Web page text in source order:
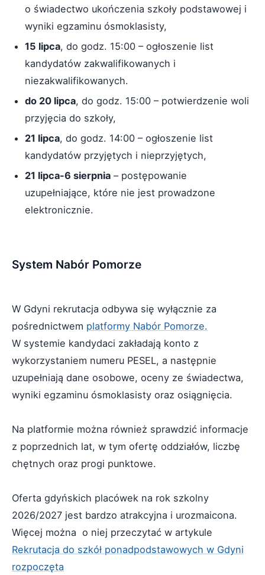
o świadectwo ukończenia szkoły podstawowej i
wyniki egzaminu ósmoklasisty,
15 lipca, do godz. 15:00 – ogłoszenie list
kandydatów zakwalifikowanych i
niezakwalifikowanych.
do 20 lipca, do godz. 15:00 – potwierdzenie woli
przyjęcia do szkoły,
21 lipca, do godz. 14:00 – ogłoszenie list
kandydatów przyjętych i nieprzyjętych,
21 lipca-6 sierpnia – postępowanie
uzupełniające, które nie jest prowadzone
elektronicznie.
System Nabór Pomorze
W Gdyni rekrutacja odbywa się wyłącznie za
pośrednictwem platformy Nabór Pomorze.
W systemie kandydaci zakładają konto z
wykorzystaniem numeru PESEL, a następnie
uzupełniają dane osobowe, oceny ze świadectwa,
wyniki egzaminu ósmoklasisty oraz osiągnięcia.
Na platformie można również sprawdzić informacje
z poprzednich lat, w tym ofertę oddziałów, liczbę
chętnych oraz progi punktowe.
Oferta gdyńskich placówek na rok szkolny
2026/2027 jest bardzo atrakcyjna i urozmaicona.
Więcej można o niej przeczytać w artykule
Rekrutacja do szkół ponadpodstawowych w Gdyni
rozpoczęta